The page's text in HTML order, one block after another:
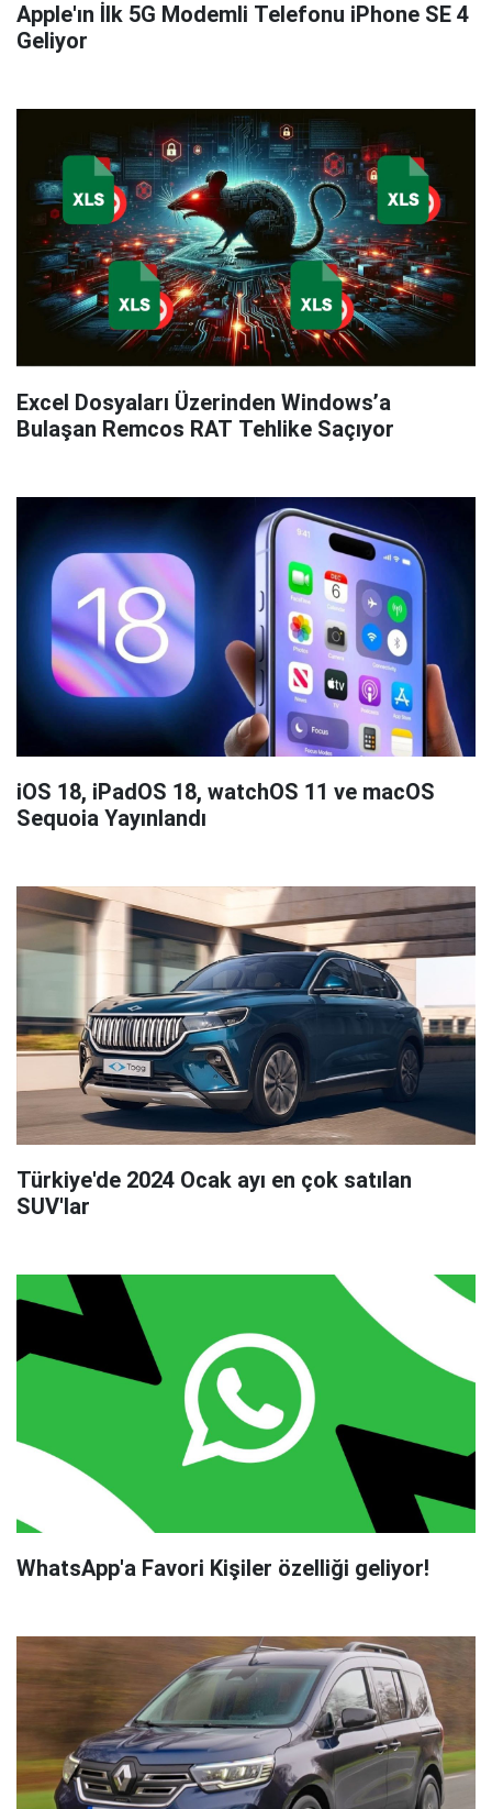
Apple'ın İlk 5G Modemli Telefonu iPhone SE 4
Geliyor
Excel Dosyaları Üzerinden Windows’a
Bulaşan Remcos RAT Tehlike Saçıyor
iOS 18, iPadOS 18, watchOS 11 ve macOS
Sequoia Yayınlandı
Türkiye'de 2024 Ocak ayı en çok satılan
SUV'lar
WhatsApp'a Favori Kişiler özelliği geliyor!